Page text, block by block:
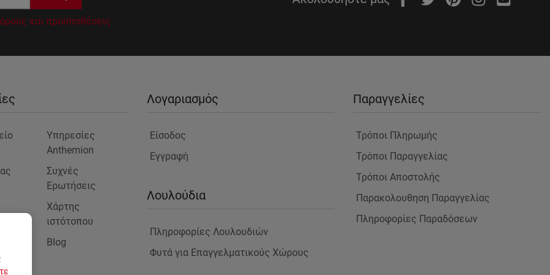
όρους και προϋποθέσεις
Υπηρεσίες
Anthemion
Συχνές
Ερωτήσεις
Χάρτης
ιστότοπου
Blog
Λογαριασμός
Είσοδος
Εγγραφή
Λουλούδια
Πληροφορίες Λουλουδιών
Φυτά για Επαγγελματικούς Χώρους
Παραγγελίες
Τρόποι Πληρωμής
Τρόποι Παραγγελίας
Τρόποι Αποστολής
Παρακολουθηση Παραγγελίας
Πληροφορίες Παραδόσεων